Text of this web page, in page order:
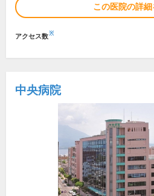
この医院の詳細
アクセス数※
中央病院